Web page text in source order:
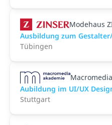
Modehaus
Ausbildung zum
Tübingen
Aubildung im UI/UX
Stuttgart